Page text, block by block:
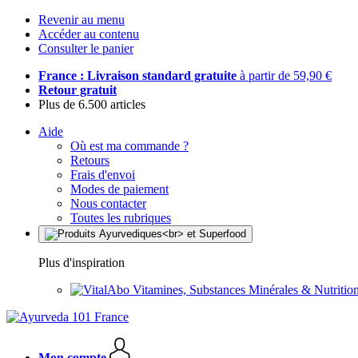
Revenir au menu
Accéder au contenu
Consulter le panier
France : Livraison standard gratuite à partir de 59,90 €
Retour gratuit
Plus de 6.500 articles
Aide
Où est ma commande ?
Retours
Frais d'envoi
Modes de paiement
Nous contacter
Toutes les rubriques
Plus d'inspiration
Vitamines, Substances Minérales &